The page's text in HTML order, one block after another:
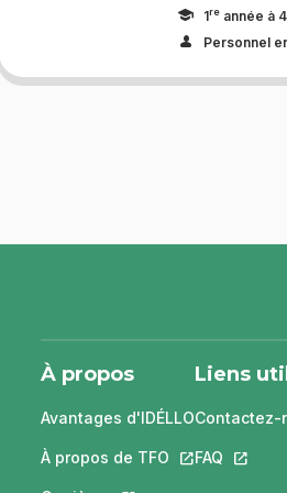
1re année à 4
Personnel
À propos
Avantages d'IDÉLLO
À propos de TFO Ce lien
Liens
Contactez-
FAQ Ce